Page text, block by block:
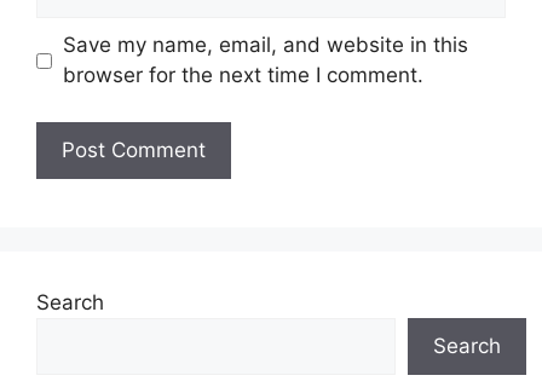
Save my name, email, and website in this
browser for the next time I comment.
Search
Search